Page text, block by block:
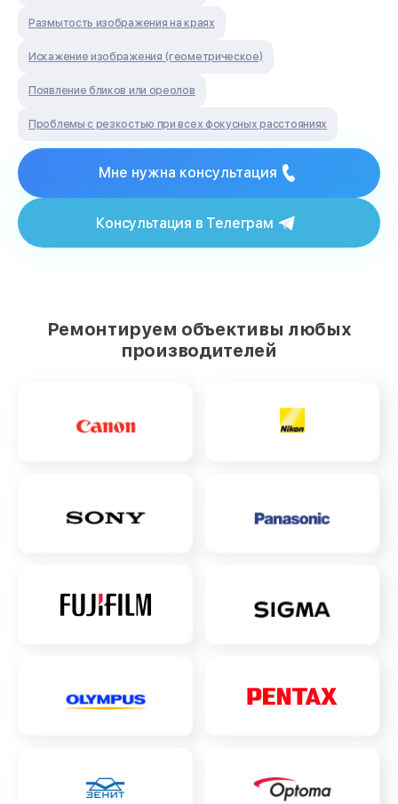
Размытость изображения на краях
Искажение изображения (геометрическое)
Появление бликов или ореолов
Проблемы с резкостью при всех фокусных расстояниях
Мне нужна консультация
Консультация в Телеграм
Ремонтируем объективы любых
производителей